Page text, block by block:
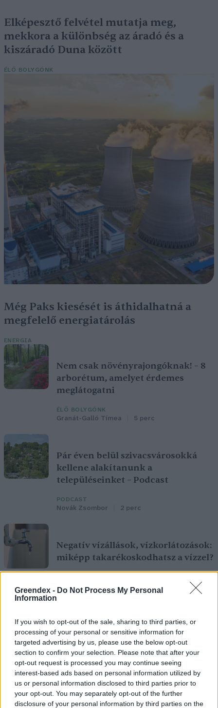
Greendex - Do Not Process My Personal
Information
If you wish to opt-out of the sale, sharing to third parties, or
processing of your personal or sensitive information for
targeted advertising by us, please use the below opt-out
section to confirm your selection. Please note that after your
opt-out request is processed you may continue seeing
interest-based ads based on personal information utilized by
us or personal information disclosed to third parties prior to
your opt-out. You may separately opt-out of the further
disclosure of your personal information by third parties on the
Elképesztő felvétel mutatja meg,
mekkora a különbség az áradó és a
kiszáradó Duna között
ÉLŐ BOLYGÓNK
Még Paks kiesését is áthidalhatná a
megfelelő energiatárolás
ENERGIA
Nem csak növényrajongóknak! – 8
arborétum, amelyet érdemes
meglátogatni
ÉLŐ BOLYGÓNK
Granát-Galló Tímea 5 perc
Pár éven belül szivacsvárosokká
kellene alakítanunk a
településeinket – Podcast
PODCAST
Novák Zsombor 2 perc
Negatív vízállások, vízkorlátozások:
miképp takarékoskodhatsz a vízzel?
Granát-Galló Tímea 5 perc